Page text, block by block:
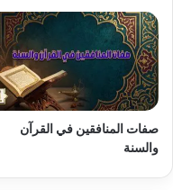
صفات المنافقين في القرآن
والسنة